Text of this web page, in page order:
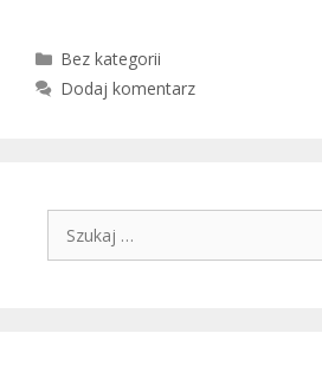
Kategorie
Bez kategorii
Dodaj komentarz
Szukaj: